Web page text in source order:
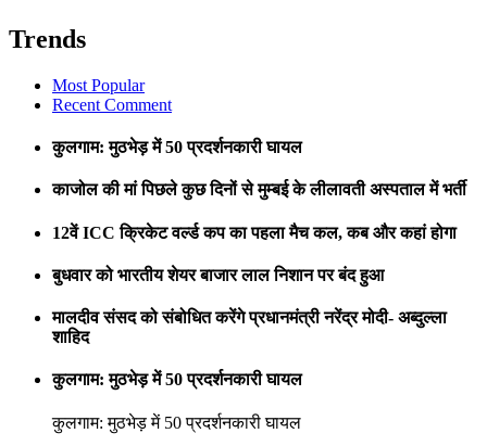
Trends
Most Popular
Recent Comment
कुलगाम: मुठभेड़ में 50 प्रदर्शनकारी घायल
काजोल की मां पिछले कुछ दिनों से मुम्बई के लीलावती अस्पताल में भर्ती
12वें ICC क्रिकेट वर्ल्ड कप का पहला मैच कल, कब और कहां होगा
बुधवार को भारतीय शेयर बाजार लाल निशान पर बंद हुआ
मालदीव संसद को संबोधित करेंगे प्रधानमंत्री नरेंद्र मोदी- अब्दुल्ला
शाहिद
कुलगाम: मुठभेड़ में 50 प्रदर्शनकारी घायल
कुलगाम: मुठभेड़ में 50 प्रदर्शनकारी घायल